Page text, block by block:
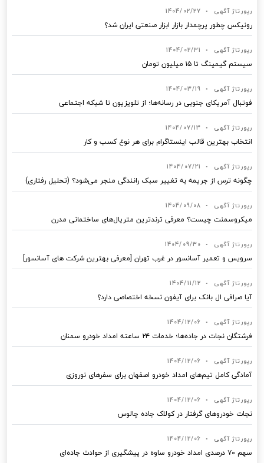
رپورتاژ آگهی •
1404/02/27
رونیکس چطور پرچمدار بازار ابزار صنعتی ایران شد؟
رپورتاژ آگهی •
1404/02/31
سیستم گیمینگ تا ۱۵ میلیون تومان
رپورتاژ آگهی •
1404/03/19
فوتبال آمریکای جنوبی در رسانه‌ها؛ از تلویزیون تا شبکه اجتماعی
رپورتاژ آگهی •
1404/07/13
انتخاب بهترین قالب‌ اینستاگرام برای هر نوع کسب‌ و کار
رپورتاژ آگهی •
1404/07/21
چگونه ترس از جریمه به تغییر سبک رانندگی منجر می‌شود؟ (تحلیل رفتاری)
رپورتاژ آگهی •
1404/09/08
میکروسمنت چیست؟ معرفی ترندترین متریال‌های ساختمانی مدرن
رپورتاژ آگهی •
1404/09/30
سرویس و تعمیر آسانسور در غرب تهران [معرفی بهترین شرکت های آسانسور]
رپورتاژ آگهی •
1404/11/12
آیا صرافی ال بانک برای آیفون نسخه اختصاصی دارد؟
رپورتاژ آگهی •
1404/12/06
فرشتگان نجات در جاده‌ها؛ خدمات ۲۴ ساعته امداد خودرو سمنان
رپورتاژ آگهی •
1404/12/06
آمادگی کامل تیم‌های امداد خودرو اصفهان برای سفرهای نوروزی
رپورتاژ آگهی •
1404/12/06
نجات خودروهای گرفتار در کولاک جاده چالوس
رپورتاژ آگهی •
1404/12/06
سهم ۷۰ درصدی امداد خودرو ساوه در پیشگیری از حوادث جاده‌ای